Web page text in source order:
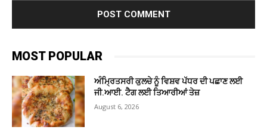
MOST POPULAR
ਅੰਮ੍ਰਿਤਸਰੀ ਕੁਲਚੇ ਨੂੰ ਵਿਸ਼ਵ ਪੱਧਰ ਦੀ ਪਛਾਣ ਲਈ
ਜੀ.ਆਈ. ਟੈਗ ਲਈ ਤਿਆਰੀਆਂ ਤੇਜ਼
August 6, 2026